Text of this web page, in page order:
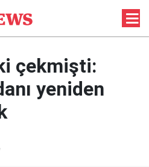
çekmişti:
yeniden